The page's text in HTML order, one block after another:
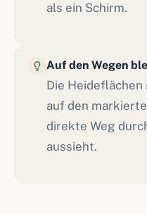
als ein Schirm.
Auf den Wegen
Die
auf den
direkte Weg
aussieht.